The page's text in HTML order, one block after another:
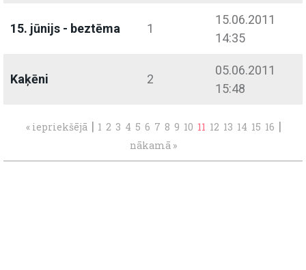
15. jūnijs - beztēma 1
15.06.2011
14:35
Kaķēni 2
05.06.2011
15:48
« iepriekšējā | 1 2 3 4 5 6 7 8 9 10 11 12 13 14 15 16 |
nākamā »